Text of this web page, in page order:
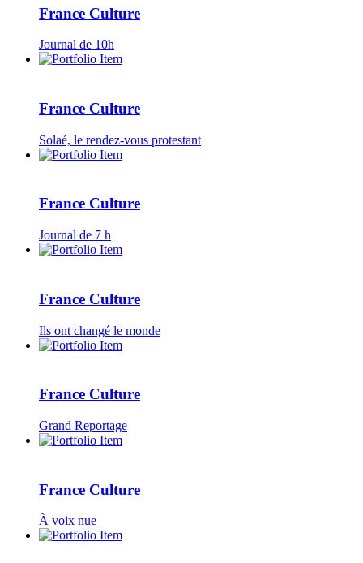
France Culture
Journal de 10h
France Culture
Solaé, le rendez-vous protestant
France Culture
Journal de 7 h
France Culture
Ils ont changé le monde
France Culture
Grand Reportage
France Culture
À voix nue